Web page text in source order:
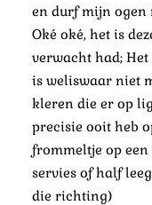
en durf mijn ogen
Oké oké, het is
verwacht had;
is weliswaar niet
kleren die er op
precisie ooit heb
frommeltje op
servies of half
die richting)